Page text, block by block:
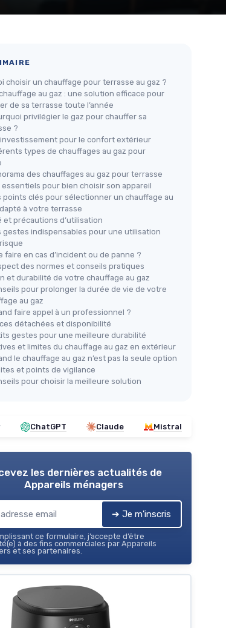
Poêle extérieure au gaz butane
＋
Design blanc élégante
choisir un chauffage pour terrasse au gaz ?
au gaz : une solution efficace pour
de sa terrasse toute l’année
privilégier le gaz pour chauffer sa
?
pour le confort extérieur
types de chauffages au gaz pour
des chauffages au gaz pour terrasse
essentiels pour bien choisir son appareil
points clés pour sélectionner un chauffage au
à votre terrasse
et précautions d’utilisation
gestes indispensables pour une utilisation
faire en cas d’incident ou de panne ?
des normes et conseils pratiques
et durabilité de votre chauffage au gaz
pour prolonger la durée de vie de votre
au gaz
faire appel à un professionnel ?
détachées et disponibilité
gestes pour une meilleure durabilité
et limites du chauffage au gaz en extérieur
le chauffage au gaz n’est pas la seule option
et points de vigilance
pour choisir la meilleure solution
ChatGPT Claude Mistral
les dernières actualités de
Appareils ménagers
➔ Je m'inscris
ce formulaire, j’accepte d’être
à des fins commerciales par Appareils
et ses partenaires.